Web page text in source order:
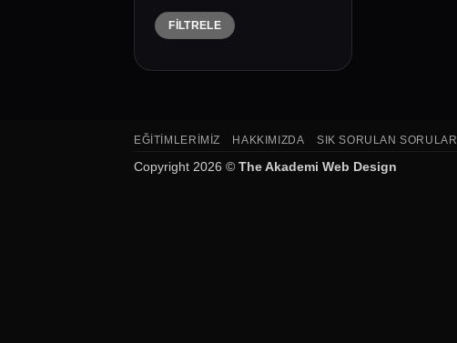
En
düşük
fiyat
En
yüksek
fiyat
FILTRELE
EĞITIMLERIMIZ HAKKIMIZDA SIK SORULAN SORULAR
Copyright 2026 © The Akademi Web Design